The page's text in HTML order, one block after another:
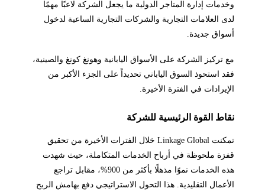
وخدمات إدارة المتاجر الدولية ما يجعل الشركة لاعبًا مهمًا
لدى العلامات التجارية والشركات التجارية الساعية لدخول
أسواق جديدة.
مع تركيز الشركة على الأسواق اليابانية وهونغ كونغ والصينية،
فقد استحوذ السوق الياباني تحديداً على الجزء الأكبر من
الإيرادات في الفترة الأخيرة.
نقاط القوة الرئيسية للشركة
تمكنت Linkage Global خلال الفترات الأخيرة من تحقيق
قفزة ملحوظة في أرباح الخدمات المتكاملة، حيث شهدت
هذه الخدمات نموًا مذهلًا بأكثر من 900%، مقابل تراجع
الأعمال التقليدية. هذا التحول الاستراتيجي دفع بهامش الربح